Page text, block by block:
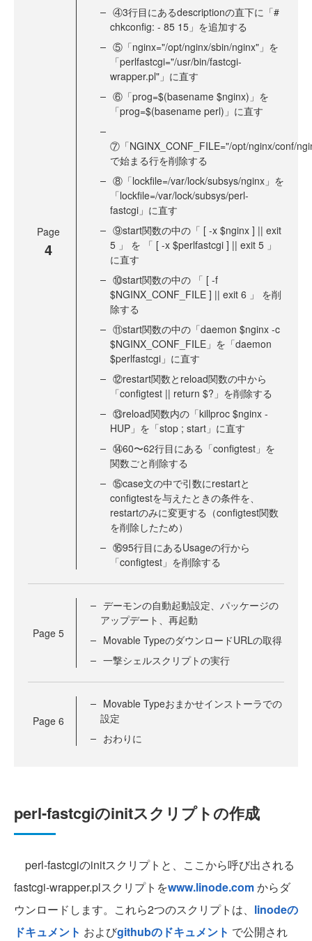
Page
4
④3行目にあるdescriptionの直下に「#
chkconfig: - 85 15」を追加する
⑤「nginx="/opt/nginx/sbin/nginx"」を
「perlfastcgi="/usr/bin/fastcgi-
wrapper.pl"」に直す
⑥「prog=$(basename $nginx)」を
「prog=$(basename perl)」に直す
⑦「NGINX_CONF_FILE="/opt/nginx/conf/
で始まる行を削除する
⑧「lockfile=/var/lock/subsys/nginx」を
「lockfile=/var/lock/subsys/perl-
fastcgi」に直す
⑨start関数の中の「 [ -x $nginx ] || exit
5 」 を 「 [ -x $perlfastcgi ] || exit 5 」
に直す
⑩start関数の中の 「 [ -f
$NGINX_CONF_FILE ] || exit 6 」 を削
除する
⑪start関数の中の「daemon $nginx -c
$NGINX_CONF_FILE」を「daemon
$perlfastcgi」に直す
⑫restart関数とreload関数の中から
「configtest || return $?」を削除する
⑬reload関数内の「killproc $nginx -
HUP」を「stop ; start」に直す
⑭60〜62行目にある「configtest」を
関数ごと削除する
⑮case文の中で引数にrestartと
configtestを与えたときの条件を、
restartのみに変更する（configtest関数
を削除したため）
⑯95行目にあるUsageの行から
「configtest」を削除する
Page 5
デーモンの自動起動設定、パッケージの
アップデート、再起動
Movable TypeのダウンロードURLの取得
一撃シェルスクリプトの実行
Page 6
Movable Typeおまかせインストーラでの
設定
おわりに
perl-fastcgiのinitスクリプトの作成
perl-fastcgiのinitスクリプトと、ここから呼び出される
fastcgi-wrapper.plスクリプトをwww.linode.comからダ
ウンロードします。これら2つのスクリプトは、 linodeの
ドキュメント およびgithubのドキュメント で公開され